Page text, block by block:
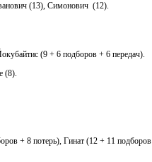
(13), Симонович (12).
(9 + 6 подборов + 6 передач).
(8).
+ 8 потерь), Гинат (12 + 11 подборов